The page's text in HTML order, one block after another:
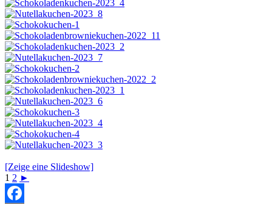
[Zeige eine Slideshow]
1 2 ►